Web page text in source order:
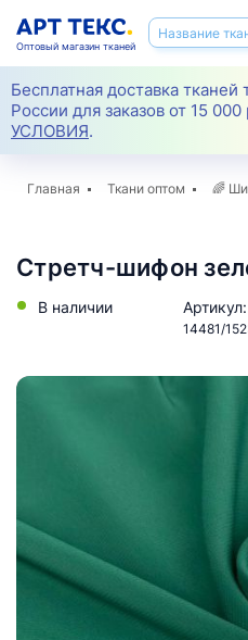
Бесплатная доставка тканей
России для заказов от 15 000
УСЛОВИЯ.
Оптовый магазин тканей
Главная Ткани оптом 🌈
Стретч-шифон
В наличии Артикул:
14481/